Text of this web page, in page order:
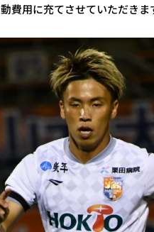
費用に充てさせていただきま